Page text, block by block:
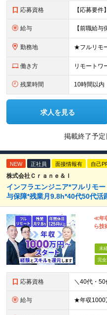
応募資格
給与
勤務地
働き方 リモートワ
残業時間 10時間以内
求人を見る
掲載終了予定
NEW 正社員 面接情報有 自己
株式会社Ｃｒａｎｅ＆Ｉ
インフラエンジニア*フルリモ
与保障*残業月9.8h*40代50代活
≪年
ら技
未
完全
応募資格
給与